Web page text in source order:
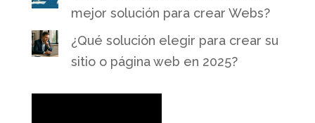
mejor solución para crear Webs?
¿Qué solución elegir para crear su
sitio o página web en 2025?